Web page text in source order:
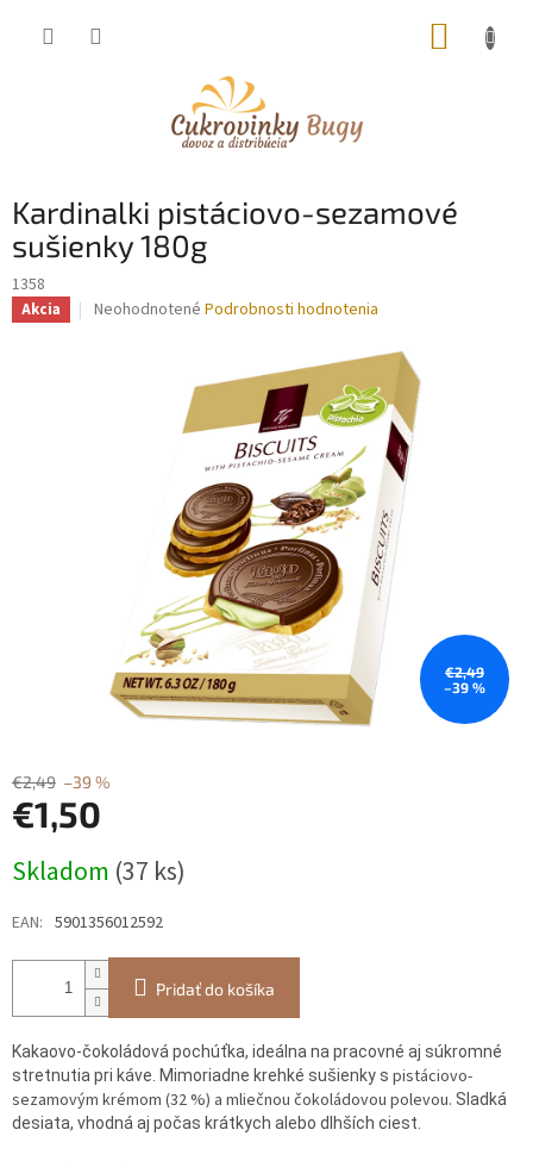
Kardinalki pistáciovo-sezamové
sušienky 180g
1358
Akcia
Priemerné
Neohodnotené Podrobnosti hodnotenia
€2,49
–39 %
€2,49 –39 %
€1,50
cena:
Skladom (37 ks)
EAN: 5901356012592
Pridať do košíka
Kakaovo-čokoládová pochúťka, ideálna na pracovné aj súkromné
stretnutia pri káve. Mimoriadne krehké sušienky s pistáciovo-
sezamovým krémom (32 %) a mliečnou čokoládovou polevou. Sladká
desiata, vhodná aj počas krátkych alebo dlhších ciest.